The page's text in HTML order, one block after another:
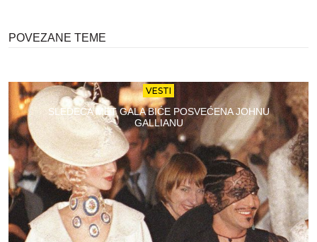
POVEZANE TEME
VESTI
SLEDEĆA MET GALA BIĆE POSVEĆENA JOHNU
GALLIANU